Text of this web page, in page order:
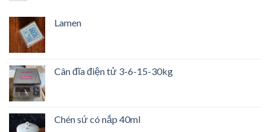
Lamen
Cân đĩa điện tử 3-6-15-30kg
Chén sứ có nắp 40ml